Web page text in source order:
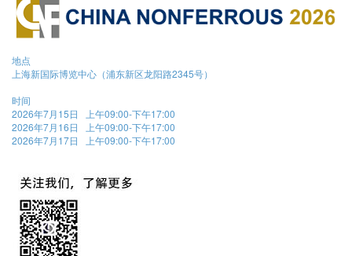
地点
上海新国际博览中心（浦东新区龙阳路2345号）
时间
2026年7月15日 上午09:00-下午17:00
2026年7月16日 上午09:00-下午17:00
2026年7月17日 上午09:00-下午17:00